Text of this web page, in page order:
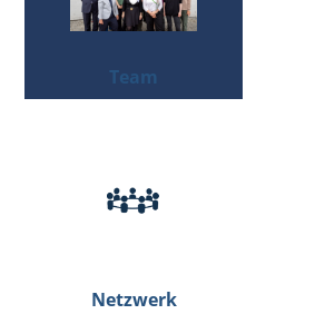
Team
Netzwerk